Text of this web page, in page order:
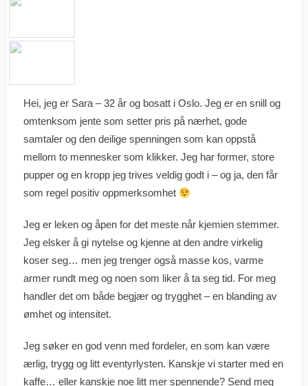
Hei, jeg er Sara – 32 år og bosatt i Oslo. Jeg er en snill og
omtenksom jente som setter pris på nærhet, gode
samtaler og den deilige spenningen som kan oppstå
mellom to mennesker som klikker. Jeg har former, store
pupper og en kropp jeg trives veldig godt i – og ja, den får
som regel positiv oppmerksomhet
Jeg er leken og åpen for det meste når kjemien stemmer.
Jeg elsker å gi nytelse og kjenne at den andre virkelig
koser seg… men jeg trenger også masse kos, varme
armer rundt meg og noen som liker å ta seg tid. For meg
handler det om både begjær og trygghet – en blanding av
ømhet og intensitet.
Jeg søker en god venn med fordeler, en som kan være
ærlig, trygg og litt eventyrlysten. Kanskje vi starter med en
kaffe… eller kanskje noe litt mer spennende? Send meg